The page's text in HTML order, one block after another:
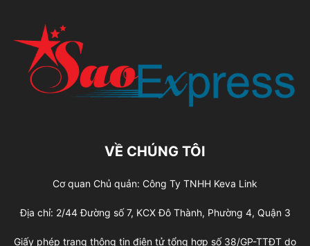
VỀ CHÚNG TÔI
Cơ quan Chủ quản: Công Ty TNHH Keva Link
Địa chỉ: 2/44 Đường số 7, KCX Đô Thành, Phường 4, Quận 3
Giấy phép trang thông tin điện tử tổng hợp số 38/GP-TTĐT do